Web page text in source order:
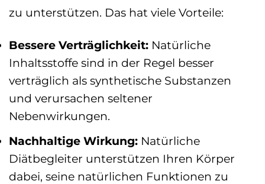
zu unterstützen. Das hat viele Vorteile:
Bessere Verträglichkeit: Natürliche
Inhaltsstoffe sind in der Regel besser
verträglich als synthetische Substanzen
und verursachen seltener
Nebenwirkungen.
Nachhaltige Wirkung: Natürliche
Diätbegleiter unterstützen Ihren Körper
dabei, seine natürlichen Funktionen zu